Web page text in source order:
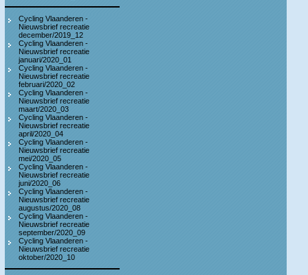
Cycling Vlaanderen -
Nieuwsbrief recreatie
december/2019_12
Cycling Vlaanderen -
Nieuwsbrief recreatie
januari/2020_01
Cycling Vlaanderen -
Nieuwsbrief recreatie
februari/2020_02
Cycling Vlaanderen -
Nieuwsbrief recreatie
maart/2020_03
Cycling Vlaanderen -
Nieuwsbrief recreatie
april/2020_04
Cycling Vlaanderen -
Nieuwsbrief recreatie
mei/2020_05
Cycling Vlaanderen -
Nieuwsbrief recreatie
juni/2020_06
Cycling Vlaanderen -
Nieuwsbrief recreatie
augustus/2020_08
Cycling Vlaanderen -
Nieuwsbrief recreatie
september/2020_09
Cycling Vlaanderen -
Nieuwsbrief recreatie
oktober/2020_10